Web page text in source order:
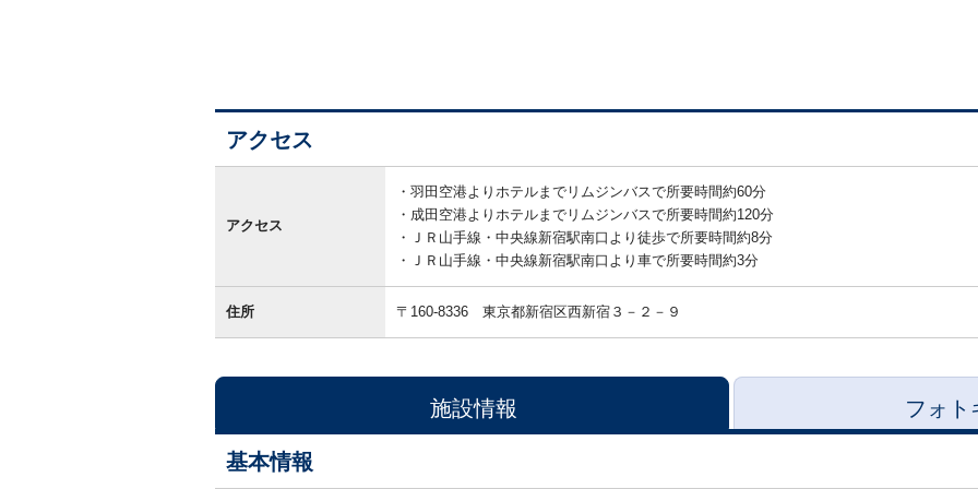
アクセス
スアクセス
羽田空港よりホテルまでリムジンバスで所要時間約60分
成田空港よりホテルまでリムジンバスで所要時間約120分
ＪＲ山手線・中央線新宿駅南口より徒歩で所要時間約8分
ＪＲ山手線・中央線新宿駅南口より車で所要時間約3分
住所 〒160-8336 東京都新宿区西新宿３－２－９
施設情報 フォト
基本情報